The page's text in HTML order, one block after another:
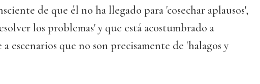
de que él no ha llegado para 'cosechar aplausos',
los problemas' y que está acostumbrado a
escenarios que no son precisamente de 'halagos y